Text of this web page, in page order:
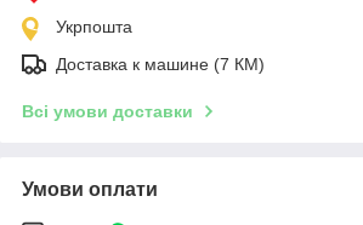
Укрпошта
Доставка к машине (7 КМ)
Всі умови доставки
Умови оплати